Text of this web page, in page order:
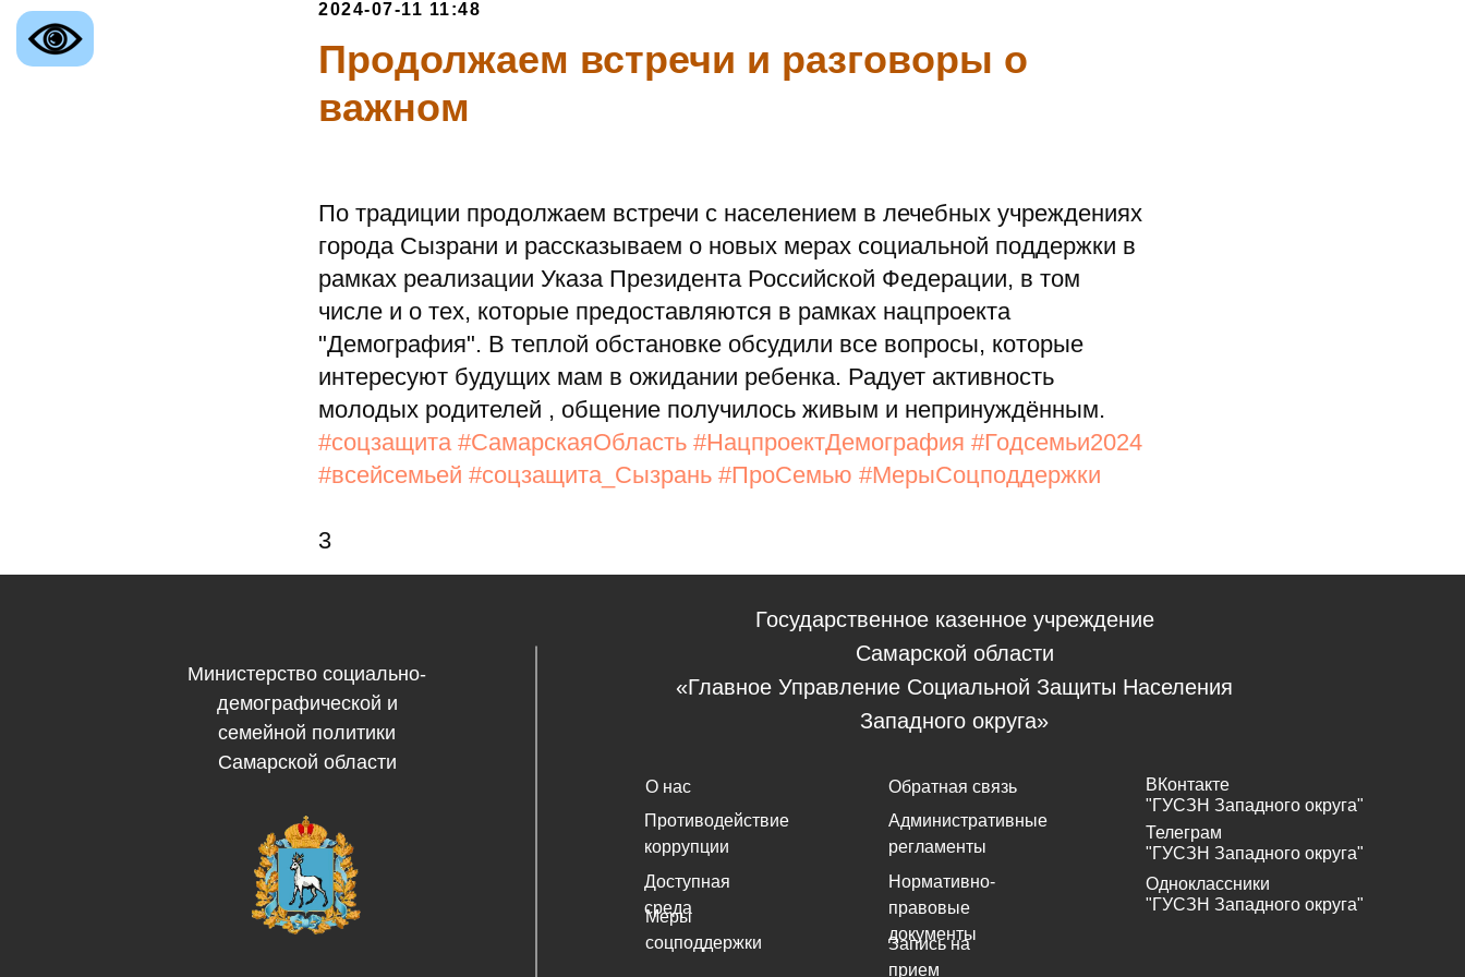
2024-07-11 11:48
Продолжаем встречи и разговоры о
важном
По традиции продолжаем встречи с населением в лечебных учреждениях
города Сызрани и рассказываем о новых мерах социальной поддержки в
рамках реализации Указа Президента Российской Федерации, в том
числе и о тех, которые предоставляются в рамках нацпроекта
"Демография". В теплой обстановке обсудили все вопросы, которые
интересуют будущих мам в ожидании ребенка. Радует активность
молодых родителей , общение получилось живым и непринуждённым.
#соцзащита #СамарскаяОбласть #НацпроектДемография #Годсемьи2024
#всейсемьей #соцзащита_Сызрань #ПроСемью #МерыСоцподдержки
3
Министерство социально-
демографической и
семейной политики
Самарской области
Государственное казенное учреждение
Самарской области
«Главное Управление Социальной Защиты Населения
Западного округа»
О нас
Противодействие
коррупции
Доступная
среда
Меры
соцподдержки
Обратная связь
Административные
регламенты
Нормативно-
правовые
документы
Запись на
прием
ВКонтакте
"ГУСЗН Западного округа"
Телеграм
"ГУСЗН Западного округа"
Одноклассники
"ГУСЗН Западного округа"